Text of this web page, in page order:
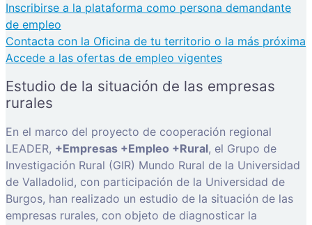
Inscribirse a la plataforma como persona demandante
de empleo
Contacta con la Oficina de tu territorio o la más próxima
Accede a las ofertas de empleo vigentes
Estudio de la situación de las empresas
rurales
En el marco del proyecto de cooperación regional
LEADER, +Empresas +Empleo +Rural, el Grupo de
Investigación Rural (GIR) Mundo Rural de la Universidad
de Valladolid, con participación de la Universidad de
Burgos, han realizado un estudio de la situación de las
empresas rurales, con objeto de diagnosticar la